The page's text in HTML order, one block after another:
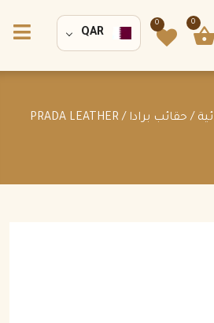
0
0
QAR
/ حقائب برادا
/ PRADA LEATHER